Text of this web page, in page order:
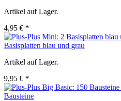
Artikel auf Lager.
4,95 € *
Basisplatten blau und grau
Artikel auf Lager.
9,95 € *
Bausteine